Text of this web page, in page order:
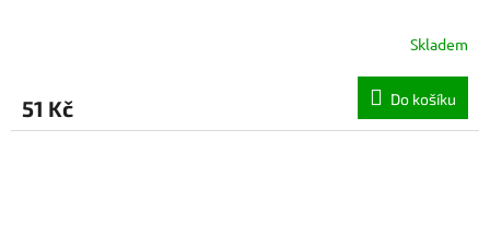
Skladem
51 Kč Do košíku